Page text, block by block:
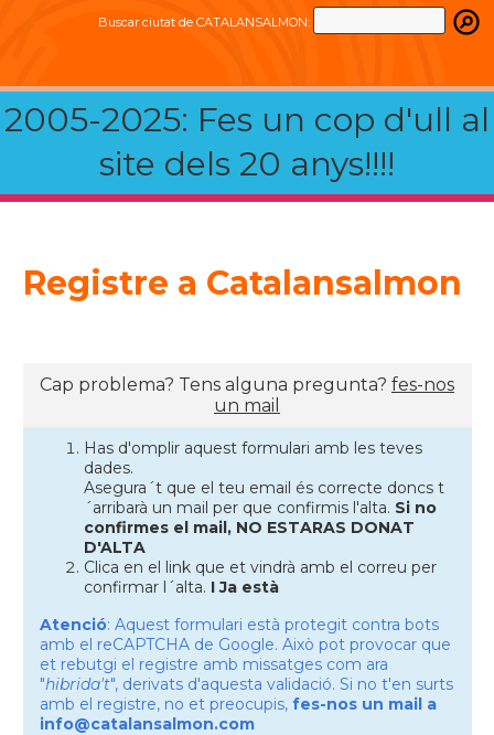
Buscar ciutat de CATALANSALMON:
2005-2025: Fes un cop d'ull al
site dels 20 anys!!!!
Registre a Catalansalmon
Cap problema? Tens alguna pregunta? fes-nos
un mail
Has d'omplir aquest formulari amb les teves
dades.
Asegura´t que el teu email és correcte doncs t
´arribarà un mail per que confirmis l'alta. Si no
confirmes el mail, NO ESTARAS DONAT
D'ALTA
Clica en el link que et vindrà amb el correu per
confirmar l´alta. I Ja està
Atenció: Aquest formulari està protegit contra bots
amb el reCAPTCHA de Google. Això pot provocar que
et rebutgi el registre amb missatges com ara
"hibrida't", derivats d'aquesta validació. Si no t'en surts
amb el registre, no et preocupis, fes-nos un mail a
info@catalansalmon.com